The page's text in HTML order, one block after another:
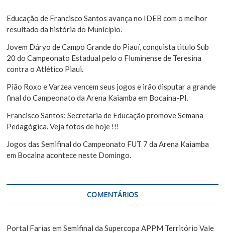
s
t
a
Educação de Francisco Santos avança no IDEB com o melhor
resultado da história do Município.
Jovem Dáryo de Campo Grande do Piauí, conquista titulo Sub
20 do Campeonato Estadual pelo o Fluminense de Teresina
contra o Atlético Piaui.
Pião Roxo e Varzea vencem seus jogos e irão disputar a grande
final do Campeonato da Arena Kaiamba em Bocaina-PI.
Francisco Santos: Secretaria de Educação promove Semana
Pedagógica. Veja fotos de hoje !!!
Jogos das Semifinal do Campeonato FUT 7 da Arena Kaiamba
em Bocaina acontece neste Domingo.
COMENTÁRIOS
Portal Farias emSemifinal da Supercopa APPM Território Vale